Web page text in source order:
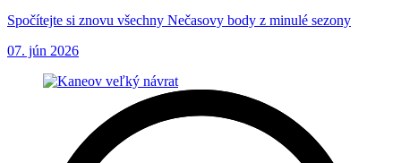
Spočítejte si znovu všechny Nečasovy body z minulé sezony
07. jún 2026